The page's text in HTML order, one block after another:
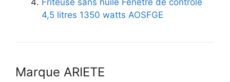
4,5 litres 1350 watts AOSFGE
Marque ARIETE